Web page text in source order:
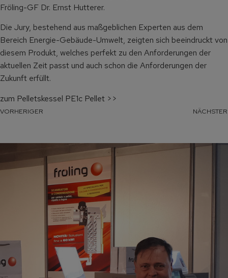
Fröling-GF Dr. Ernst Hutterer.
Die Jury, bestehend aus maßgeblichen Experten aus dem
Bereich Energie-Gebäude-Umwelt, zeigten sich beeindruckt von
diesem Produkt, welches perfekt zu den Anforderungen der
aktuellen Zeit passt und auch schon die Anforderungen der
Zukunft erfüllt.
zum Pelletskessel PE1c Pellet >>
VORHERIGER NÄCHSTER